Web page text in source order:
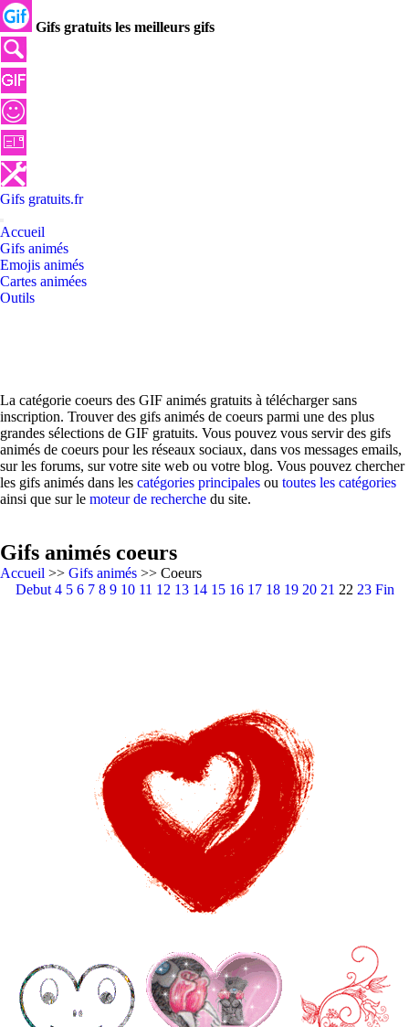
Gifs gratuits les meilleurs gifs
Gifs gratuits.fr
Accueil
Gifs animés
Emojis animés
Cartes animées
Outils
La catégorie coeurs des GIF animés gratuits à télécharger sans
inscription. Trouver des gifs animés de coeurs parmi une des plus
grandes sélections de GIF gratuits. Vous pouvez vous servir des gifs
animés de coeurs pour les réseaux sociaux, dans vos messages emails,
sur les forums, sur votre site web ou votre blog. Vous pouvez chercher
les gifs animés dans les catégories principales ou toutes les catégories
ainsi que sur le moteur de recherche du site.
Gifs animés coeurs
Accueil >> Gifs animés >> Coeurs
Debut 4 5 6 7 8 9 10 11 12 13 14 15 16 17 18 19 20 21 22 23 Fin